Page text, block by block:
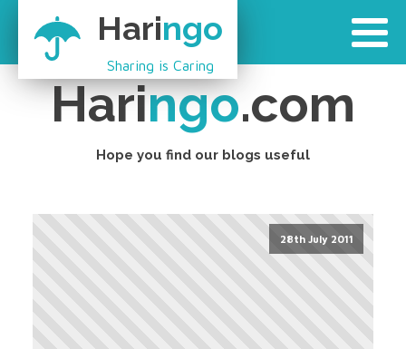
Haringo
Sharing is Caring
Haringo.com
Hope you find our blogs useful
28th July 2011